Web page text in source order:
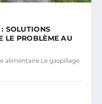
SOLUTIONS
LE PROBLÈME AU
alimentaire Le gaspillage